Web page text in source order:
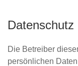
Datenschutz
Die Betreiber
persönlichen